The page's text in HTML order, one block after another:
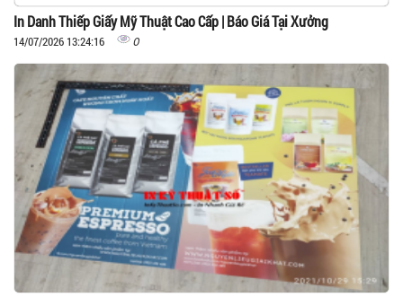
In Danh Thiếp Giấy Mỹ Thuật Cao Cấp | Báo Giá Tại Xưởng
14/07/2026 13:24:16 0